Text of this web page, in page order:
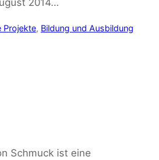
Projekte, Bildung und Ausbildung
Schmuck ist eine